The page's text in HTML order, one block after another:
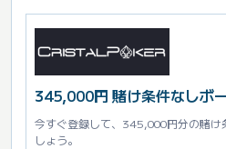
345,000円 賭け条件なしボ
今すぐ登録して、345,000円分の賭け
しょう。